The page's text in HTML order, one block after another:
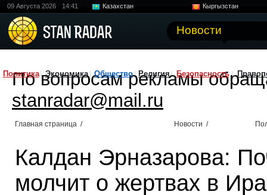
09 Августа 2026 14:41 Казахстан
Кыргызстан
Новости
Политика Экономика Общество Религия Безопасность
По вопросам рекламы
stanradar@mail.ru
Главная страница / Новости /
Калдан Эрназарова:
молчит о жертвах в